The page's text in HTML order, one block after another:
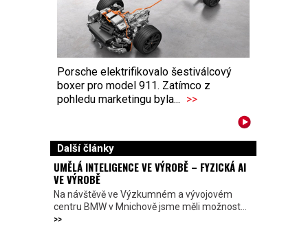
Porsche elektrifikovalo šestiválcový
boxer pro model 911. Zatímco z
pohledu marketingu byla... >>
Další články
UMĚLÁ INTELIGENCE VE VÝROBĚ – FYZICKÁ AI
VE VÝROBĚ
Na návštěvě ve Výzkumném a vývojovém
centru BMW v Mnichově jsme měli možnost...
>>